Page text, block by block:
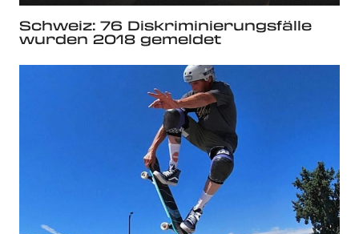
Schweiz: 76 Diskriminierungsfälle
wurden 2018 gemeldet